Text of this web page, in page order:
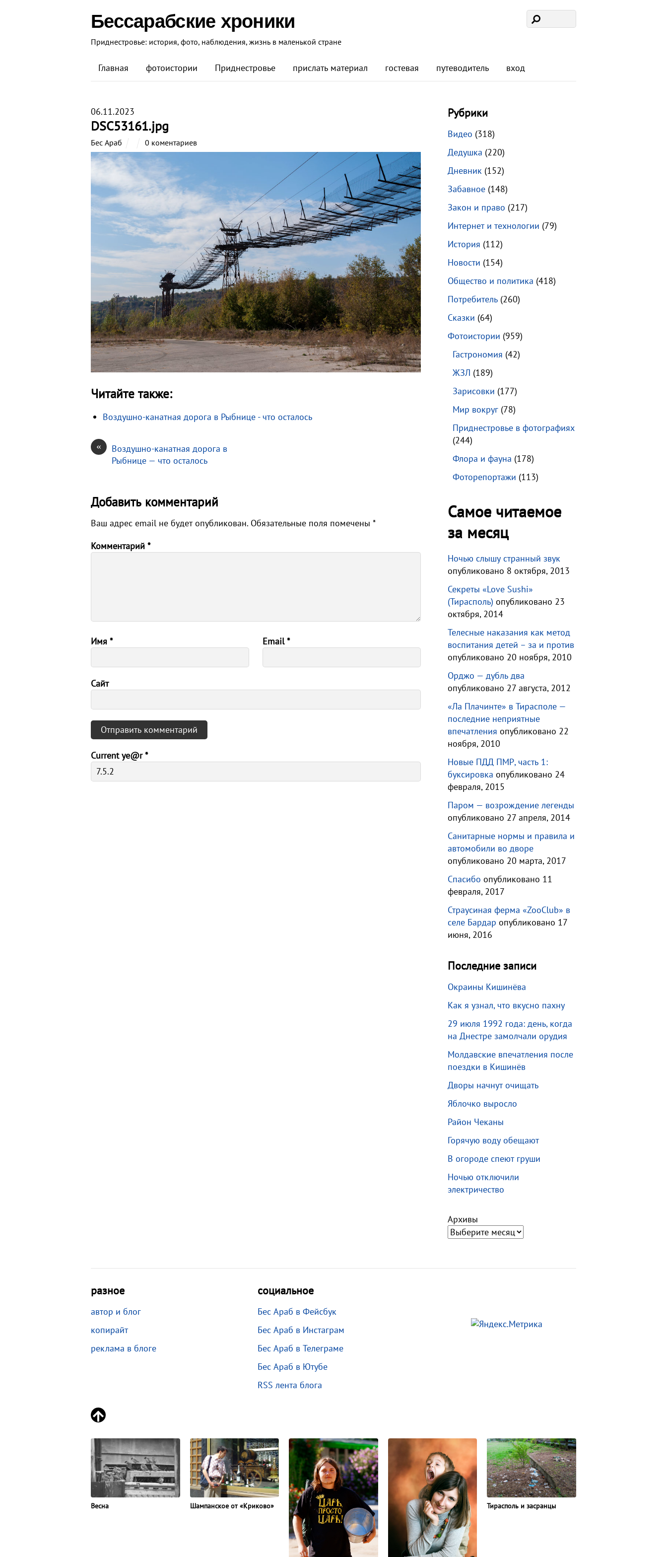
Бессарабские хроники
Приднестровье: история, фото, наблюдения, жизнь в маленькой стране
Главная фотоистории Приднестровье прислать материал гостевая путеводитель вход
06.11.2023
DSC53161.jpg
Бес Араб 0 коментариев
Читайте также:
Воздушно-канатная дорога в Рыбнице - что осталось
«
Воздушно-канатная дорога в
Рыбнице — что осталось
Добавить комментарий
Ваш адрес email не будет опубликован. Обязательные поля помечены *
Комментарий *
Имя * Email*
Сайт
Current ye@r*
Рубрики
Видео (318)
Дедушка (220)
Дневник(152)
Забавное(148)
Закон и право (217)
Интернет и технологии (79)
История (112)
Новости (154)
Общество и политика (418)
Потребитель(260)
Сказки (64)
Фотоистории (959)
Гастрономия (42)
ЖЗЛ (189)
Зарисовки (177)
Мир вокруг(78)
Приднестровье в фотографиях
(244)
Флора и фауна (178)
Фоторепортажи (113)
Самое читаемое
за месяц
Ночью слышу странный звук
опубликовано 8 октября, 2013
Секреты «Love Sushi»
(Тирасполь) опубликовано 23
октября, 2014
Телесные наказания как метод
воспитания детей – за и против
опубликовано 20 ноября, 2010
Орджо — дубль два
опубликовано 27 августа, 2012
«Ла Плачинте» в Тирасполе —
последние неприятные
впечатления опубликовано 22
ноября, 2010
Новые ПДД ПМР, часть 1:
буксировка опубликовано 24
февраля, 2015
Паром — возрождение легенды
опубликовано 27 апреля, 2014
Санитарные нормы и правила и
автомобили во дворе
опубликовано 20 марта, 2017
Спасибо опубликовано 11
февраля, 2017
Страусиная ферма «ZooClub» в
селе Бардар опубликовано 17
июня, 2016
Последние записи
Окраины Кишинёва
Как я узнал, что вкусно пахну
29 июля 1992 года: день, когда
на Днестре замолчали орудия
Молдавские впечатления после
поездки в Кишинёв
Дворы начнут очищать
Яблочко выросло
Район Чеканы
Горячую воду обещают
В огороде спеют груши
Ночью отключили
электричество
Архивы
разное
автор и блог
копирайт
реклама в блоге
социальное
Бес Араб в Фейсбук
Бес Араб в Инстаграм
Бес Араб в Телеграме
Бес Араб в Ютубе
RSS лента блога
Весна Шампанское от «Криково» Тирасполь и засранцы